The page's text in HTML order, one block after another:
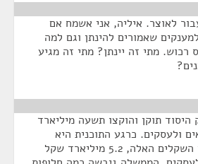
לאוצר. איליה, אני אשמח אם
שאמורים להינתן וגם למה
רכוש. מתי זה יינתן? מתי זה מגיע
תוקן והוקצו תשעה מיליארד
ולעסקים. כרגע התוכנית היא
שמתוך תשעת מיליארד השקלים האלה, 5.2 מיליארד שקל